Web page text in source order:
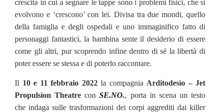
crescita in cui a segnare le tappe sono i problemi fisici, che si
evolvono e ‘crescono’ con lei. Divisa tra due mondi, quello
della famiglia e degli ospedali e uno immaginifico fatto di
personaggi fantastici, la bambina sente il desiderio di essere
come gli altri, pur scoprendo infine dentro di sé la libertà di
poter essere se stessa e di poterlo raccontare.
Il 10 e 11 febbraio 2022la compagnia Arditodesìo – Jet
Propulsion Theatre conSE.NO., porta in scena un testo
che indaga sulle trasformazioni dei corpi aggrediti dai killer